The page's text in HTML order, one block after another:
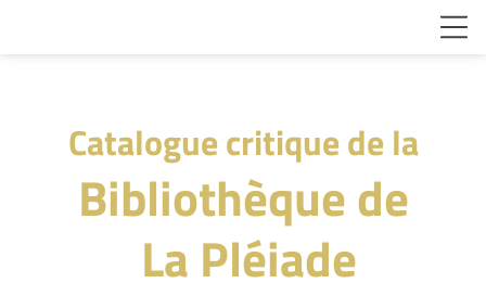
Catalogue critique de la
Bibliothèque de
La Pléiade